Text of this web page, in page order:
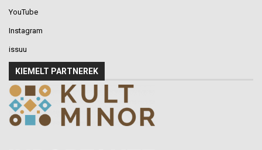
YouTube
Instagram
issuu
KIEMELT PARTNEREK